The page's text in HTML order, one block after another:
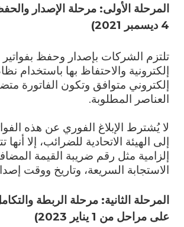
المرحلة الأولى: مرحلة الإصدار
4 ديسمبر 2021)
تلتزم الشركات بإصدار وحفظ بفواتير
إلكترونية والاحتفاظ بها باستخدام
إلكتروني متوافق وتكون الفاتورة
العناصر المطلوبة.
لا يُشترط الإبلاغ الفوري عن هذه
إلى الهيئة الاتحادية للضرائب، إلا
إلزامية مثل رقم ضريبة القيمة
الاستجابة السريعة، وتاريخ ووقت
المرحلة الثانية: مرحلة الربطة
على مراحل من 1 يناير 2023)